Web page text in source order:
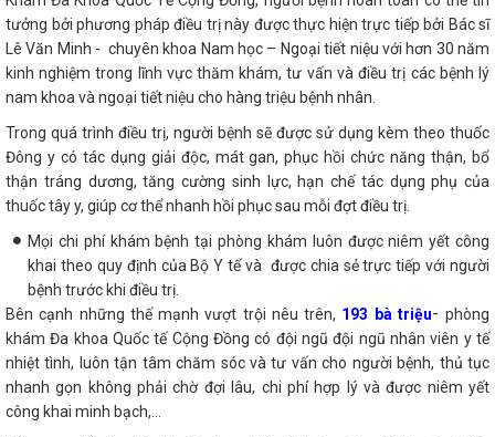
tưởng bởi phương pháp điều trị này được thực hiện trực tiếp bởi Bác sĩ
Lê Văn Minh - chuyên khoa Nam học – Ngoại tiết niệu với hơn 30 năm
kinh nghiệm trong lĩnh vực thăm khám, tư vấn và điều trị các bệnh lý
nam khoa và ngoại tiết niệu cho hàng triệu bệnh nhân.
Trong quá trình điều trị, người bệnh sẽ được sử dụng kèm theo thuốc
Đông y có tác dụng giải độc, mát gan, phục hồi chức năng thận, bổ
thận tráng dương, tăng cường sinh lực, hạn chế tác dụng phụ của
thuốc tây y, giúp cơ thể nhanh hồi phục sau mỗi đợt điều trị.
Mọi chi phí khám bệnh tại phòng khám luôn được niêm yết công
khai theo quy định của Bộ Y tế và được chia sẻ trực tiếp với người
bệnh trước khi điều trị.
Bên cạnh những thế mạnh vượt trội nêu trên, 193 bà triệu- phòng
khám Đa khoa Quốc tế Cộng Đồng có đội ngũ đội ngũ nhân viên y tế
nhiệt tình, luôn tận tâm chăm sóc và tư vấn cho người bệnh, thủ tục
nhanh gọn không phải chờ đợi lâu, chi phí hợp lý và được niêm yết
công khai minh bạch,...